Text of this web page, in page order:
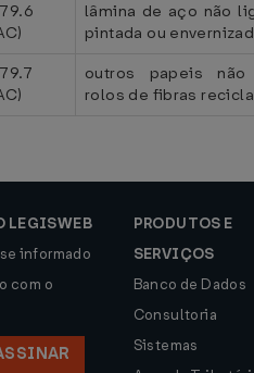
lâmina de aço não
pintada ou
outros papeis não
rolos de fibras
LEGISWEB
informado
com o
PRODUTOS E
SERVIÇOS
Banco de Dados
Consultoria
Sistemas